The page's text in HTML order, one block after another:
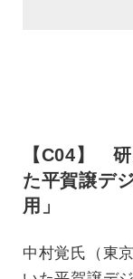
【C04】
た平賀譲デ
用」
中村覚氏（東